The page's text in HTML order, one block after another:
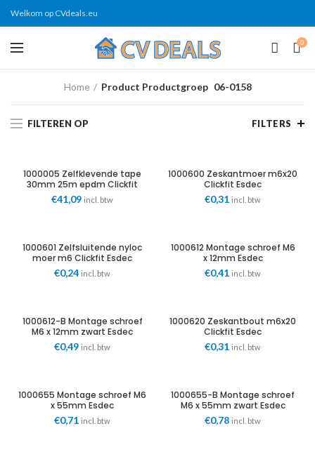
Welkom op CVdeals.eu
0
Home Product Productgroep 06-0158
FILTEREN OP FILTERS
1000005 Zelfklevende tape
30mm 25m epdm Clickfit
Esdec
€41,09 incl. btw
1000600 Zeskantmoer m6x20
Clickfit Esdec
€0,31 incl. btw
1000601 Zelfsluitende nyloc
moer m6 Clickfit Esdec
€0,24 incl. btw
1000612 Montage schroef M6
x 12mm Esdec
€0,41 incl. btw
1000612-B Montage schroef
M6 x 12mm zwart Esdec
€0,49 incl. btw
1000620 Zeskantbout m6x20
Clickfit Esdec
€0,31 incl. btw
1000655 Montage schroef M6
x 55mm Esdec
€0,71 incl. btw
1000655-B Montage schroef
M6 x 55mm zwart Esdec
€0,78 incl. btw